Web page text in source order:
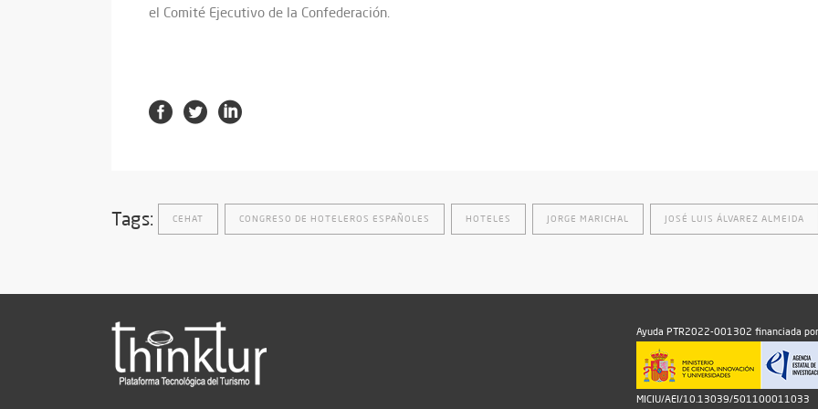
el Comité Ejecutivo de la Confederación.
Tags: CEHAT CONGRESO DE HOTELEROS ESPAÑOLES HOTELES JORGE MARICHAL JOSÉ LUIS ÁLVAREZ ALMEIDA
Ayuda PTR2022-001302 financiada
MICIU/AEI/10.13039/501100011033